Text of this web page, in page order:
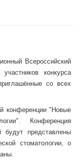
Всероссийский
конкурса
со всех
конференции "Новые
Конференция
представлены
стоматологии, о